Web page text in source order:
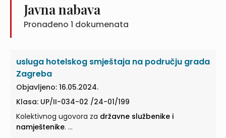
Javna nabava
Pronađeno 1 dokumenata
usluga hotelskog smještaja na području grada
Zagreba
Objavljeno: 16.05.2024.
Klasa: UP/II-034-02 /24-01/199
Kolektivnog ugovora za državne službenike i
namještenike. ...